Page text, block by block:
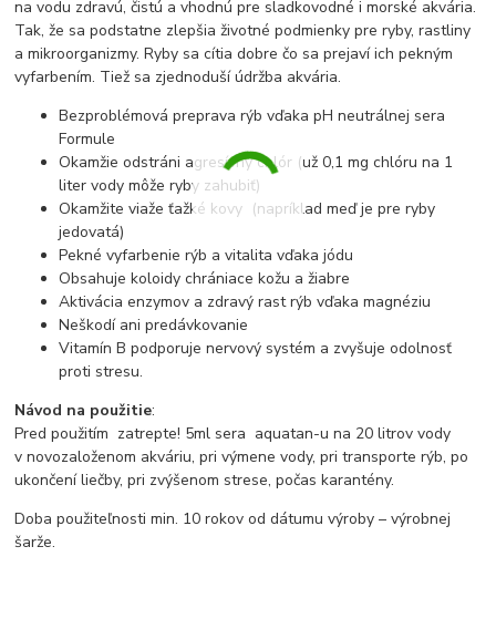
na vodu zdravú, čistú a vhodnú pre sladkovodné i morské akvária.
Tak, že sa podstatne zlepšia životné podmienky pre ryby, rastliny
a mikroorganizmy. Ryby sa cítia dobre čo sa prejaví ich pekným
vyfarbením. Tiež sa zjednoduší údržba akvária.
Bezproblémová preprava rýb vďaka pH neutrálnej sera
Formule
Okamžie odstráni agresívny chlór (už 0,1 mg chlóru na 1
liter vody môže ryby zahubiť)
Okamžite viaže ťažké kovy (napríklad meď je pre ryby
jedovatá)
Pekné vyfarbenie rýb a vitalita vďaka jódu
Obsahuje koloidy chrániace kožu a žiabre
Aktivácia enzymov a zdravý rast rýb vďaka magnéziu
Neškodí ani predávkovanie
Vitamín B podporuje nervový systém a zvyšuje odolnosť
proti stresu.
Návod na použitie:
Pred použitím zatrepte! 5ml sera aquatan-u na 20 litrov vody
v novozaloženom akváriu, pri výmene vody, pri transporte rýb, po
ukončení liečby, pri zvýšenom strese, počas karantény.
Doba použiteľnosti min. 10 rokov od dátumu výroby – výrobnej
šarže.